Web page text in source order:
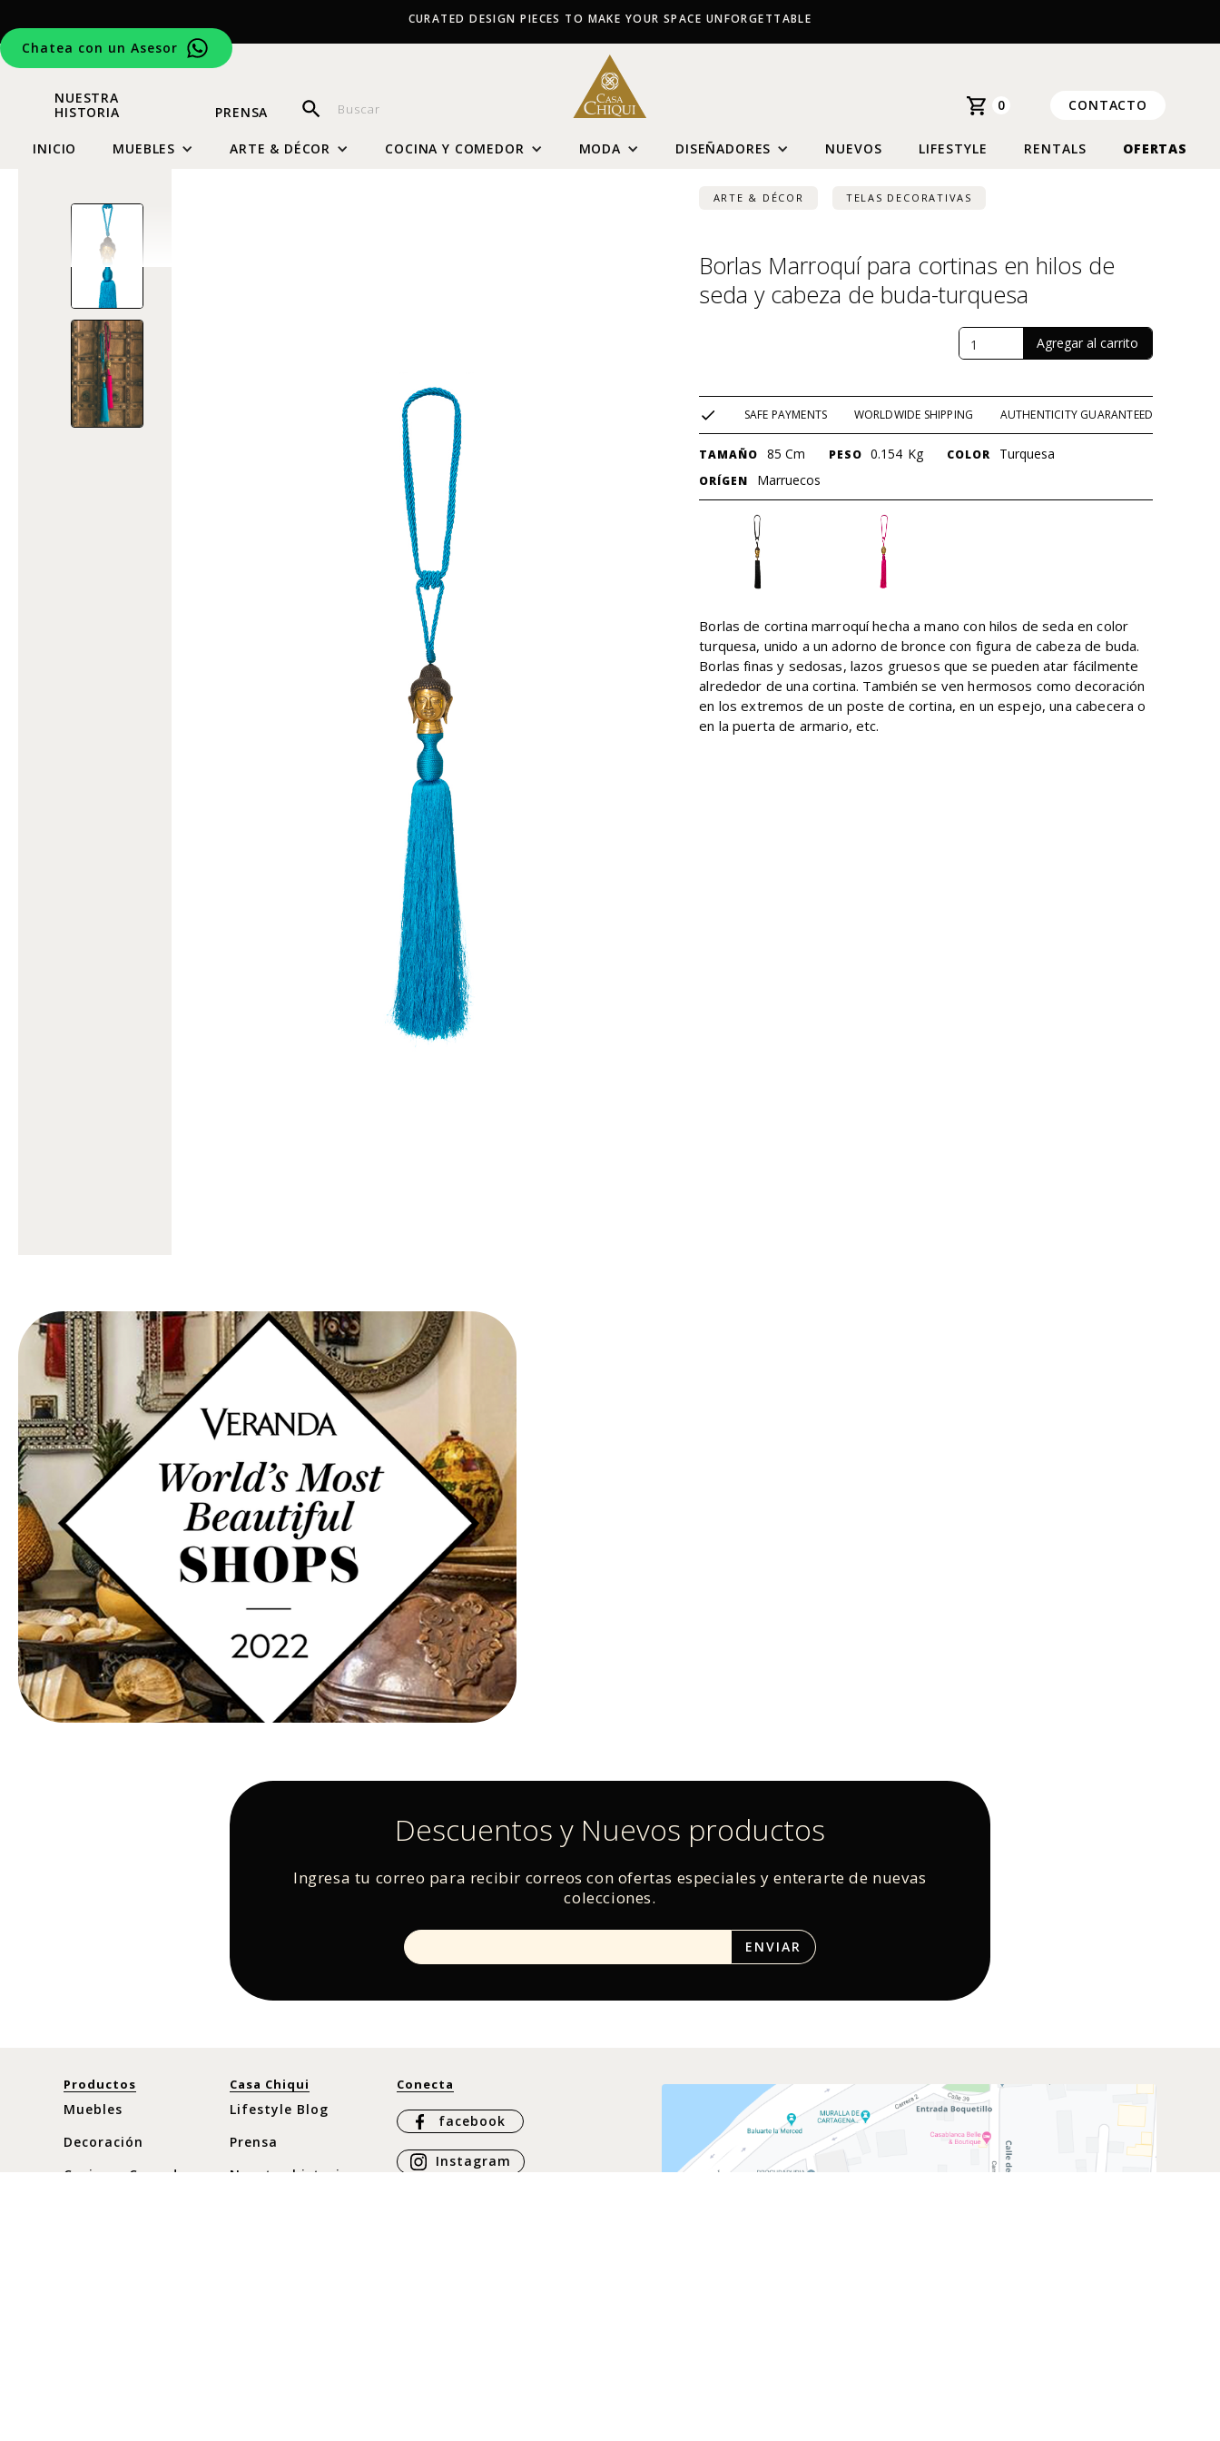
Chatea con un Asesor
CURATED DESIGN PIECES TO MAKE YOUR SPACE UNFORGETTABLE
NUESTRA
HISTORIA
PRENSA 0 CONTACTO
INICIO MUEBLES ARTE & DÉCOR COCINA Y COMEDOR MODA DISEÑADORES NUEVOS LIFESTYLE RENTALS OFERTAS
ARTE & DÉCOR TELAS DECORATIVAS
Borlas Marroquí para cortinas en hilos de
seda y cabeza de buda-turquesa
SAFE PAYMENTS WORLDWIDE SHIPPING AUTHENTICITY GUARANTEED
TAMAÑO 85 Cm PESO 0.154 Kg COLOR Turquesa
ORÍGEN Marruecos
Borlas de cortina marroquí hecha a mano con hilos de seda en color
turquesa, unido a un adorno de bronce con figura de cabeza de buda.
Borlas finas y sedosas, lazos gruesos que se pueden atar fácilmente
alrededor de una cortina. También se ven hermosos como decoración
en los extremos de un poste de cortina, en un espejo, una cabecera o
en la puerta de armario, etc.
Descuentos y Nuevos productos
Ingresa tu correo para recibir correos con ofertas especiales y enterarte de nuevas
colecciones.
Productos
Muebles
Decoración
Cocina y Comedor
Casa Chiqui
Lifestyle Blog
Prensa
Nuestra historia
Conecta
facebook
Instagram